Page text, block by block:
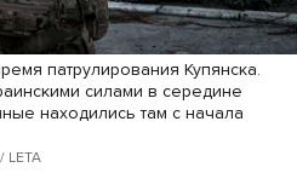
патрулирования Купянска.
силами в середине
находились там с начала
LETA